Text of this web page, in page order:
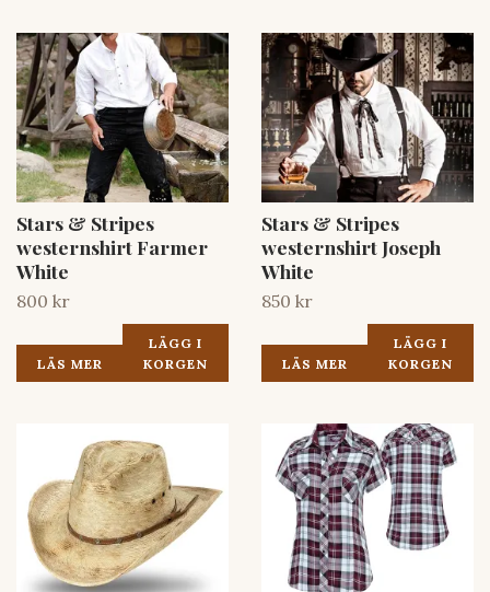
Stars & Stripes
westernshirt Farmer
White
800 kr
LÄS MER
LÄGG I
KORGEN
Stars & Stripes
westernshirt Joseph
White
850 kr
LÄS MER
LÄGG I
KORGEN